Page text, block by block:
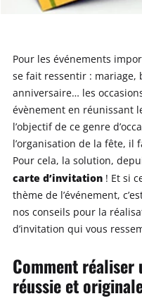
Pour les événements
se fait ressentir : mariage,
anniversaire… les
évènement en réunissant
l’objectif de ce genre
l’organisation de la fête, il
Pour cela, la solution,
carte d’invitation! Et si
thème de l’événement,
nos conseils pour la
d’invitation qui vous
Comment réaliser
réussie et